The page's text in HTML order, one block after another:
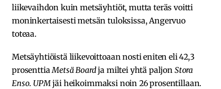
liikevaihdon kuin metsäyhtiöt, mutta teräs voitti
moninkertaisesti metsän tuloksissa, Angervuo
toteaa.
Metsäyhtiöistä liikevoittoaan nosti eniten eli 42,3
prosenttiaMetsä Boardja miltei yhtä paljon Stora
Enso. UPMjäi heikoimmaksi noin 26 prosentillaan.